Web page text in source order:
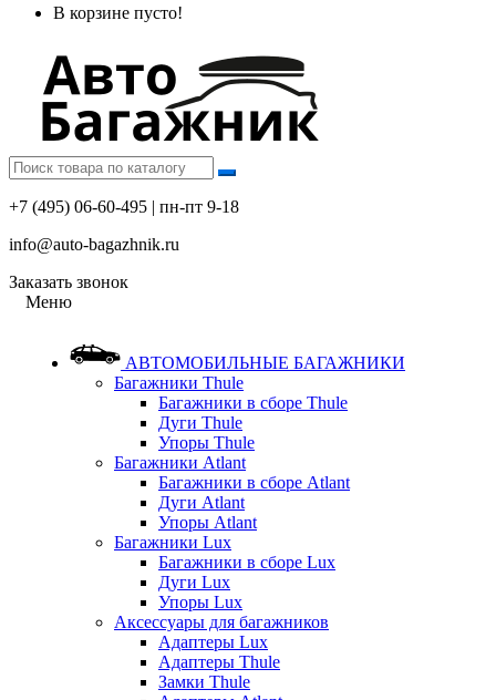
В корзине пусто!
+7 (495) 06-60-495 | пн-пт 9-18
info@auto-bagazhnik.ru
Заказать звонок
Меню
АВТОМОБИЛЬНЫЕ БАГАЖНИКИ
Багажники Thule
Багажники в сборе Thule
Дуги Thule
Упоры Thule
Багажники Atlant
Багажники в сборе Atlant
Дуги Atlant
Упоры Atlant
Багажники Lux
Багажники в сборе Lux
Дуги Lux
Упоры Lux
Аксессуары для багажников
Адаптеры Lux
Адаптеры Thule
Замки Thule